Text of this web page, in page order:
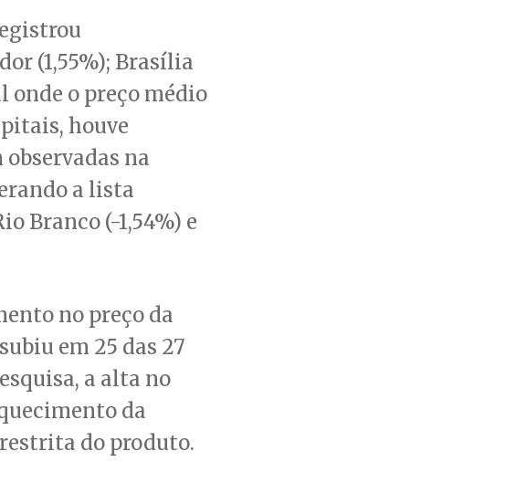
(1,55%); Brasília
onde o preço médio
houve
na
a lista
Branco (-1,54%) e
no preço da
em 25 das 27
a alta no
da
do produto.